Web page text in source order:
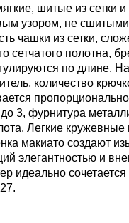
шитые из сетки
узором, не
чашки из сетки,
сетчатого полотна,
по длине.
количество
3, фурнитура
Легкие кружевные
макиато создают
элегантностью и
идеально сочетается